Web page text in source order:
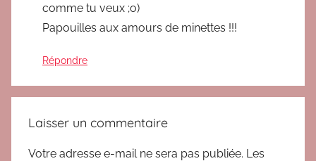
comme tu veux ;o)
Papouilles aux amours de minettes !!!
Répondre
Laisser un commentaire
Votre adresse e-mail ne sera pas publiée. Les